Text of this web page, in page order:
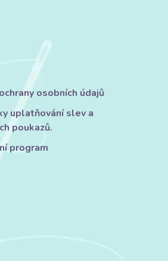
osobních údajů
uplatňování slev a
poukazů.
program